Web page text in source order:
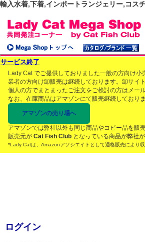
輸入水着,下着,インポートランジェリー,コス
サービス終了
Lady Cat でご提供しておりました一般の方向け
業者の方向け卸販売は継続しております。卸サイ
個人の方でまとまったご注文をご検討の方はメー
なお、在庫商品はアマゾンにて販売継続しておりま
アマゾンの売り場へ
アマゾンでは弊社以外も同じ商品やコピー品を販
販売元が Cat Fish Club となっている商品が弊社
*Lady Catは、Amazonアソシエイトとして適格販売により収
ログイン